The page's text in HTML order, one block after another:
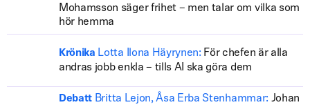
Mohamsson säger frihet – men talar om vilka som
hör hemma
Krönika Lotta Ilona Häyrynen: För chefen är alla
andras jobb enkla – tills AI ska göra dem
Debatt Britta Lejon, Åsa Erba Stenhammar: Johan